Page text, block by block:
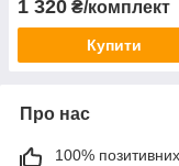
1 320 ₴/комплект
Купити
Про нас
100% позитивних